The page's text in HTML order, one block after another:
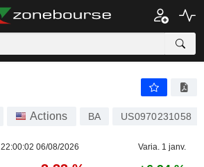
Actions BA US0970231058
22:00:02 06/08/2026 Varia. 1 janv.